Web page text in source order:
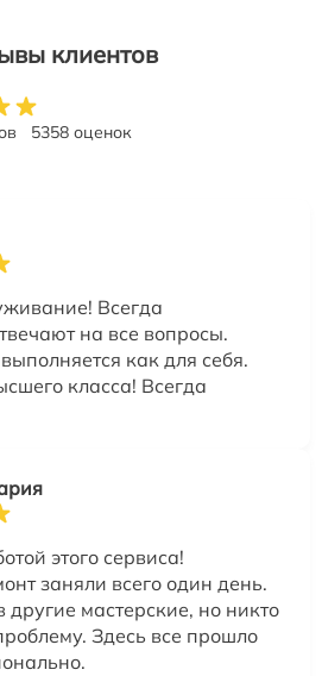
клиентов
5358 оценок
Всегда
на все вопросы.
как для себя.
класса! Всегда
этого сервиса!
заняли всего один день.
мастерские, но никто
Здесь все прошло